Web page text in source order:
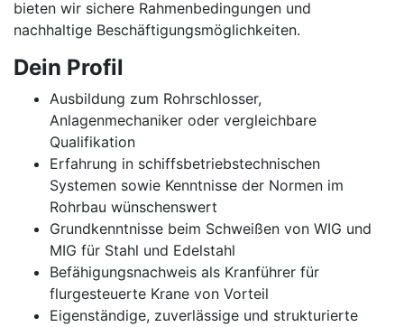
bieten wir sichere Rahmenbedingungen und
nachhaltige Beschäftigungsmöglichkeiten.
Dein Profil
Ausbildung zum Rohrschlosser,
Anlagenmechaniker oder vergleichbare
Qualifikation
Erfahrung in schiffsbetriebstechnischen
Systemen sowie Kenntnisse der Normen im
Rohrbau wünschenswert
Grundkenntnisse beim Schweißen von WIG und
MIG für Stahl und Edelstahl
Befähigungsnachweis als Kranführer für
flurgesteuerte Krane von Vorteil
Eigenständige, zuverlässige und strukturierte